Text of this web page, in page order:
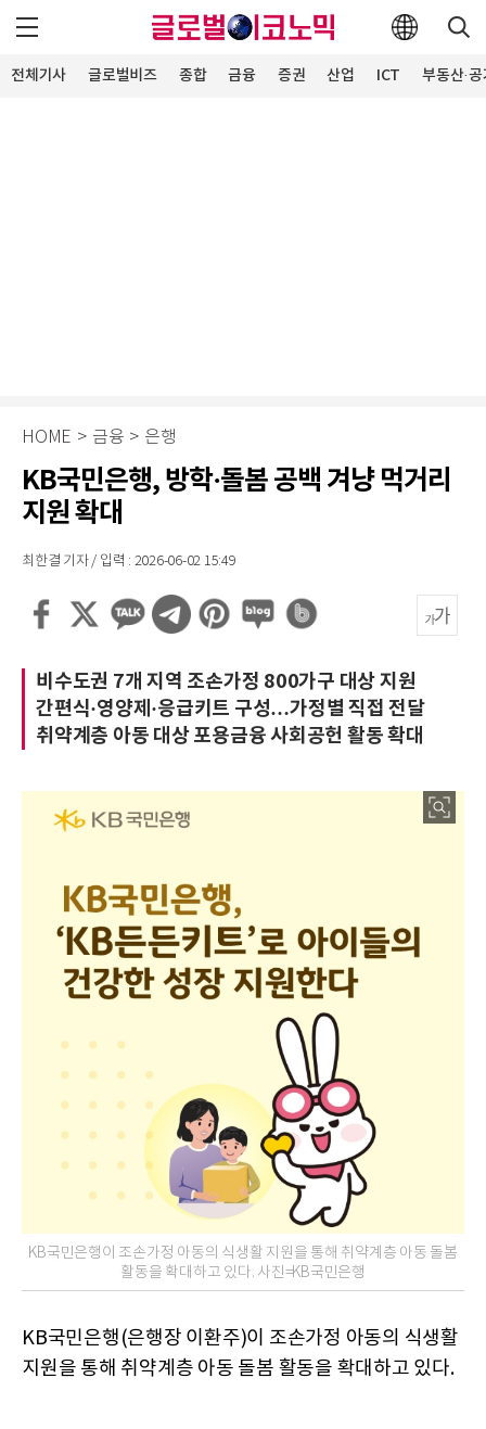
전체기사 글로벌비즈 종합 금융 증권 산업 ICT 부동산·
HOME > 금융 > 은행
KB국민은행, 방학·돌봄 공백 겨냥 먹거리
지원 확대
최한결 기자 / 입력 : 2026-06-02 15:49
비수도권 7개 지역 조손가정 800가구 대상 지원
간편식·영양제·응급키트 구성…가정별 직접 전달
취약계층 아동 대상 포용금융 사회공헌 활동 확대
KB국민은행이 조손가정 아동의 식생활 지원을 통해 취약계층 아동 돌봄
활동을 확대하고 있다. 사진=KB국민은행
KB국민은행(은행장 이환주)이 조손가정 아동의 식생활
지원을 통해 취약계층 아동 돌봄 활동을 확대하고 있다.